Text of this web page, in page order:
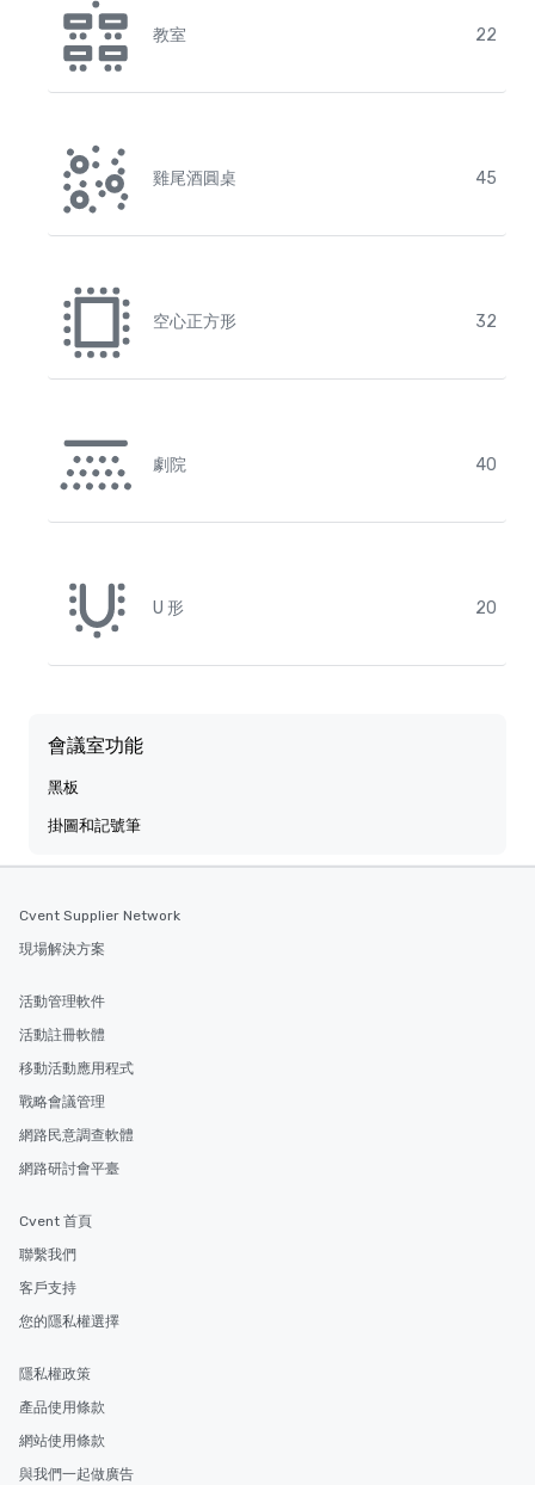
教室 22
雞尾酒圓桌 45
空心正方形 32
劇院 40
U 形 20
會議室功能
黑板
掛圖和記號筆
Cvent Supplier Network
現場解決方案
活動管理軟件
活動註冊軟體
移動活動應用程式
戰略會議管理
網路民意調查軟體
網路研討會平臺
Cvent 首頁
聯繫我們
客戶支持
您的隱私權選擇
隱私權政策
產品使用條款
網站使用條款
與我們一起做廣告